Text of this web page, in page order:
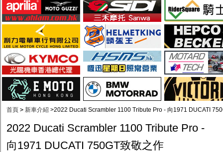
首頁 > 新車介紹 >2022 Ducati Scrambler 1100 Tribute Pro - 向1971 DUCATI
2022 Ducati Scrambler 1100 Tribute Pro -
向1971 DUCATI 750GT致敬之作